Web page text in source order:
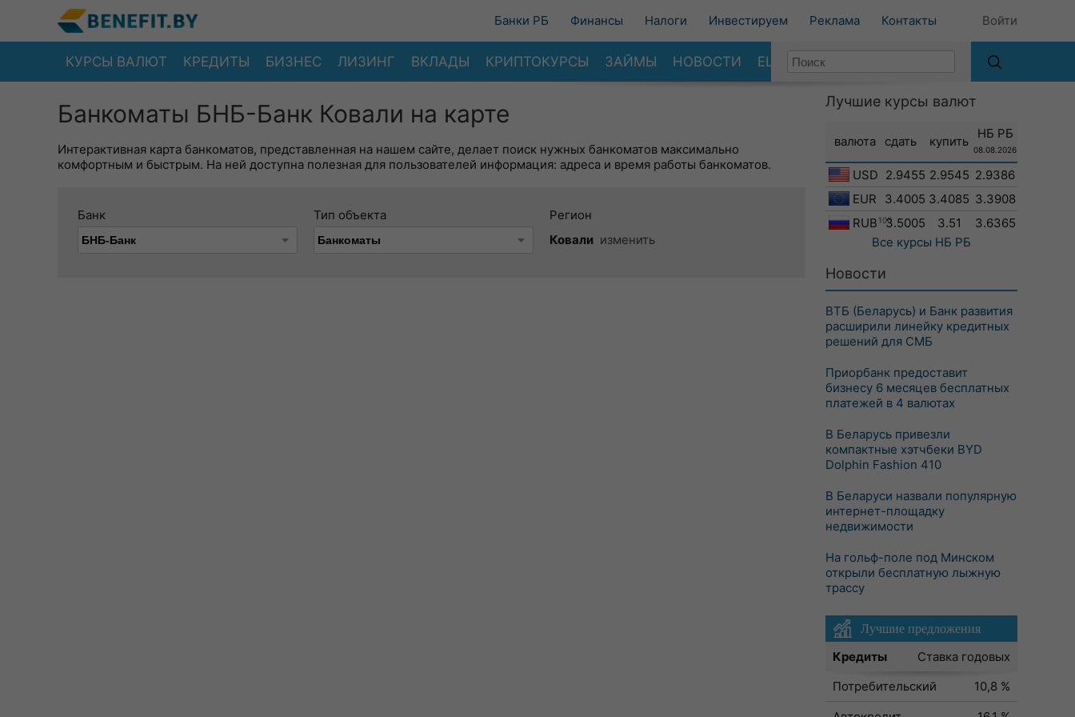
Банки РБ Финансы Налоги Инвестируем Реклама Контакты Войти
КУРСЫ ВАЛЮТ КРЕДИТЫ БИЗНЕС ЛИЗИНГ ВКЛАДЫ КРИПТОКУРСЫ ЗАЙМЫ НОВОСТИ ЕЩЕ
Банкоматы БНБ-Банк Ковали на карте
Интерактивная карта банкоматов, представленная на нашем сайте, делает поиск нужных банкоматов максимально
комфортным и быстрым. На ней доступна полезная для пользователей информация: адреса и время работы банкоматов.
Банк Тип объекта
Регион
Ковали изменить
Лучшие курсы валют
валюта сдать купить
НБ РБ
08.08.2026
USD 2.9455 2.9545 2.9386
EUR
3.4005 3.4085 3.3908
RUB 1003.5005 3.51
3.6365
Все курсы НБ РБ
Новости
ВТБ (Беларусь) и Банк развития
расширили линейку кредитных
решений для СМБ
Приорбанк предоставит
бизнесу 6 месяцев бесплатных
платежей в 4 валютах
В Беларусь привезли
компактные хэтчбеки BYD
Dolphin Fashion 410
В Беларуси назвали популярную
интернет-площадку
недвижимости
На гольф-поле под Минском
открыли бесплатную лыжную
трассу
Лучшие предложения
Кредиты
Ставка годовых
Потребительский
10,8 %